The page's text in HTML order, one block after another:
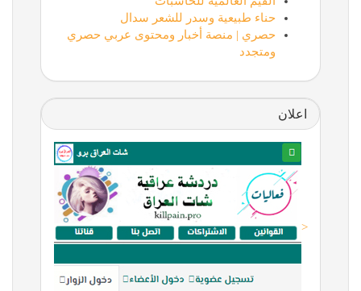
حناء طبيعية وسدر للشعر سدال
حصري | منصة أخبار ومحتوى عربي حصري
ومتجدد
اعلان
<